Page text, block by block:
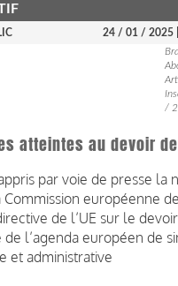
24 / 01 / 2025
/
atteintes au devoir
par voie de presse la
Commission européenne
de l’UE sur le
l’agenda européen de
et administrative